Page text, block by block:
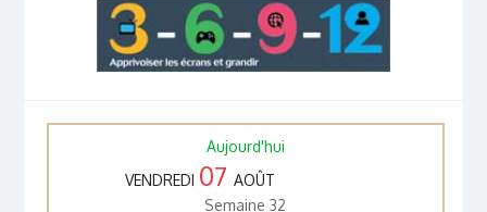
Aujourd'hui
VENDREDI 07 AOÛT
Semaine 32